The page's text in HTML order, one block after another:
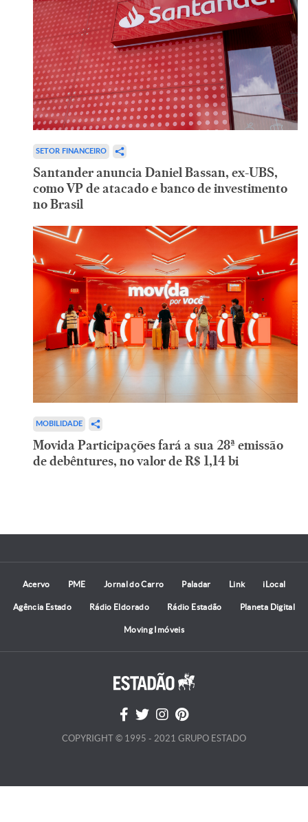
SETOR FINANCEIRO
Santander anuncia Daniel Bassan, ex-UBS,
como VP de atacado e banco de investimento
no Brasil
MOBILIDADE
Movida Participações fará a sua 28ª emissão
de debêntures, no valor de R$ 1,14 bi
Acervo PME Jornal do Carro Paladar Link iLocal
Agência Estado Rádio Eldorado Rádio Estadão Planeta Digital
Moving Imóveis
COPYRIGHT © 1995 - 2021 GRUPO ESTADO